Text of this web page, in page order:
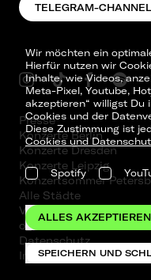
Wir möchten ein
Hierfür nutzen wir
Inhalte, wie Videos,
Meta-Pixel, Youtube,
akzeptieren“ willigst Du
Cookies und der
Diese Zustimmung ist
Cookies und
Spotify
ALLES AKZEPTIEREN
SPEICHERN UND
TELEGRAM-CHANNEL
Presse
Konzerte Berlin
Konzerte Dresden
Konzerte Leipzig
Konzertsommer
Alle Städte
Vergangene Shows
o_team
Datenschutz
Impressum